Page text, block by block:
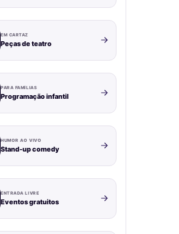
EM CARTAZ
Peças de teatro
PARA FAMÍLIAS
Programação infantil
HUMOR AO VIVO
Stand-up comedy
ENTRADA LIVRE
Eventos gratuitos